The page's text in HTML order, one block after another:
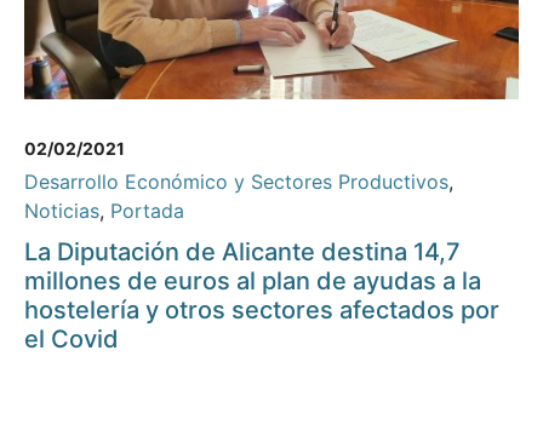
02/02/2021
Desarrollo Económico y Sectores Productivos,
Noticias, Portada
La Diputación de Alicante destina 14,7
millones de euros al plan de ayudas a la
hostelería y otros sectores afectados por
el Covid